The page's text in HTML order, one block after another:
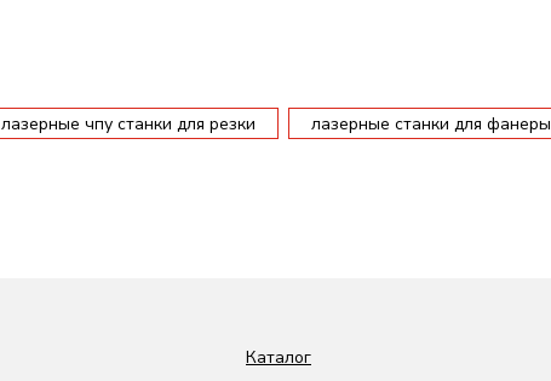
лазерные чпу станки для резки лазерные станки для фанеры
Каталог